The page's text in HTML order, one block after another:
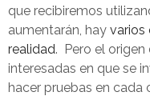
que recibiremos
aumentarán, hay varios
realidad. Pero el origen
interesadas en que se
hacer pruebas en cada